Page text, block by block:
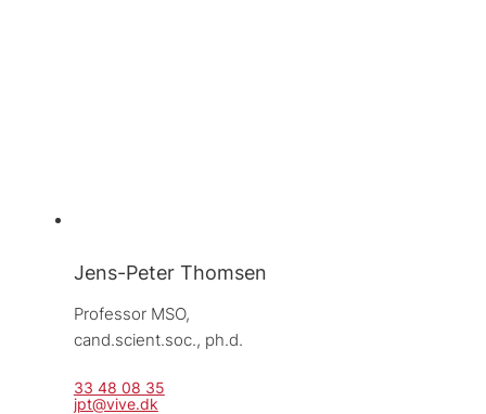
Jens-Peter Thomsen
Professor MSO,
cand.scient.soc., ph.d.
33 48 08 35
jpt@vive.dk